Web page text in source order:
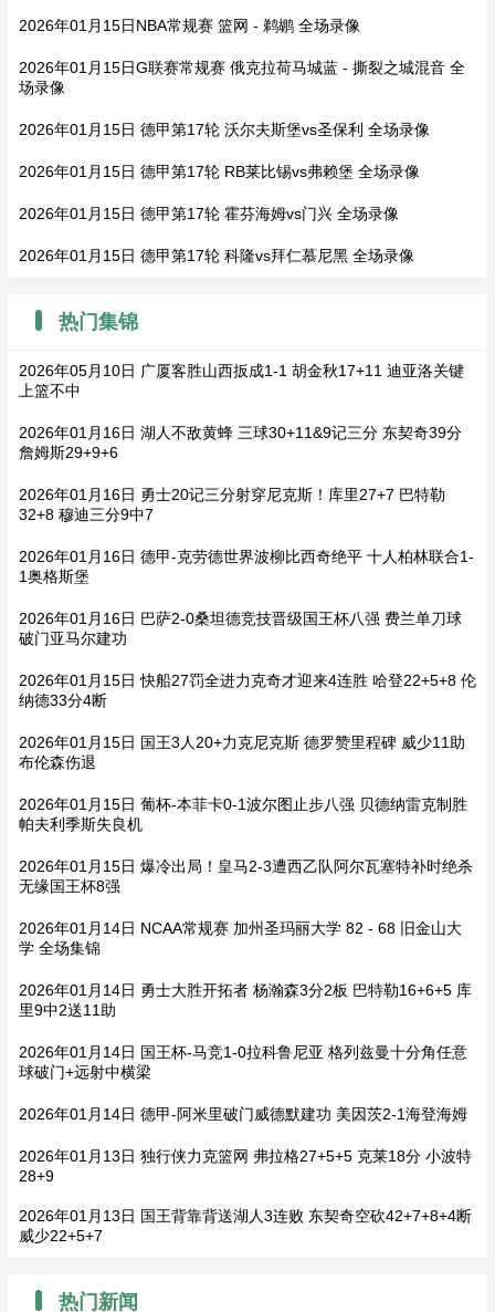
2026年01月15日NBA常规赛 篮网 - 鹈鹕 全场录像
2026年01月15日G联赛常规赛 俄克拉荷马城蓝 - 撕裂之城混音 全
场录像
2026年01月15日 德甲第17轮 沃尔夫斯堡vs圣保利 全场录像
2026年01月15日 德甲第17轮 RB莱比锡vs弗赖堡 全场录像
2026年01月15日 德甲第17轮 霍芬海姆vs门兴 全场录像
2026年01月15日 德甲第17轮 科隆vs拜仁慕尼黑 全场录像
热门集锦
2026年05月10日 广厦客胜山西扳成1-1 胡金秋17+11 迪亚洛关键
上篮不中
2026年01月16日 湖人不敌黄蜂 三球30+11&9记三分 东契奇39分
詹姆斯29+9+6
2026年01月16日 勇士20记三分射穿尼克斯！库里27+7 巴特勒
32+8 穆迪三分9中7
2026年01月16日 德甲-克劳德世界波柳比西奇绝平 十人柏林联合1-
1奥格斯堡
2026年01月16日 巴萨2-0桑坦德竞技晋级国王杯八强 费兰单刀球
破门亚马尔建功
2026年01月15日 快船27罚全进力克奇才迎来4连胜 哈登22+5+8 伦
纳德33分4断
2026年01月15日 国王3人20+力克尼克斯 德罗赞里程碑 威少11助
布伦森伤退
2026年01月15日 葡杯-本菲卡0-1波尔图止步八强 贝德纳雷克制胜
帕夫利季斯失良机
2026年01月15日 爆冷出局！皇马2-3遭西乙队阿尔瓦塞特补时绝杀
无缘国王杯8强
2026年01月14日 NCAA常规赛 加州圣玛丽大学 82 - 68 旧金山大
学 全场集锦
2026年01月14日 勇士大胜开拓者 杨瀚森3分2板 巴特勒16+6+5 库
里9中2送11助
2026年01月14日 国王杯-马竞1-0拉科鲁尼亚 格列兹曼十分角任意
球破门+远射中横梁
2026年01月14日 德甲-阿米里破门威德默建功 美因茨2-1海登海姆
2026年01月13日 独行侠力克篮网 弗拉格27+5+5 克莱18分 小波特
28+9
2026年01月13日 国王背靠背送湖人3连败 东契奇空砍42+7+8+4断
威少22+5+7
热门新闻